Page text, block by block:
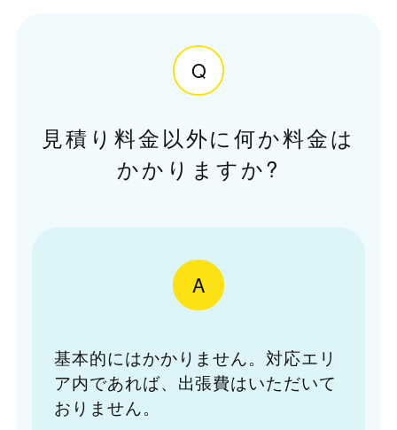
Q
見積り料金以外に何か料金は
かかりますか?
A
基本的にはかかりません。対応エリ
ア内であれば、出張費はいただいて
おりません。